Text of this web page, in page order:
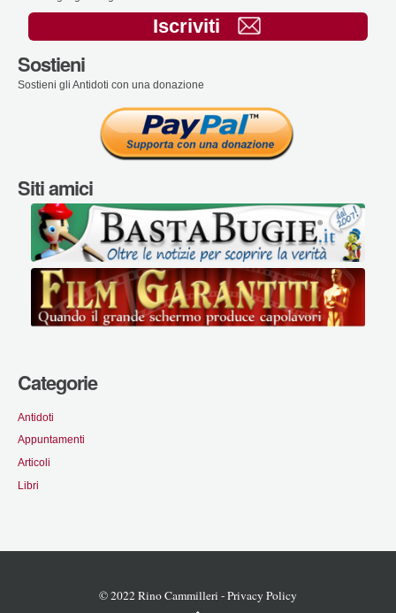
Iscriviti
Sostieni
Sostieni gli Antidoti con una donazione
Siti amici
Categorie
Antidoti
Appuntamenti
Articoli
Libri
© 2022 Rino Cammilleri -Privacy Policy